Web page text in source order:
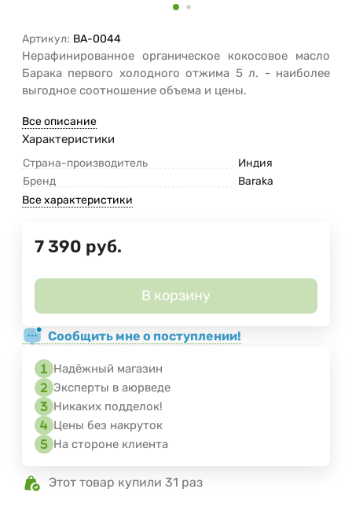
Артикул: BA-0044
Нерафинированное органическое кокосовое масло
Барака первого холодного отжима 5 л. - наиболее
выгодное соотношение объема и цены.
Все описание
Характеристики
Страна-производитель
Индия
Бренд
Baraka
Все характеристики
7 390 руб.
В корзину
Сообщить мне о поступлении!
Надёжный магазин
Эксперты в аюрведе
Никаких подделок!
Цены без накруток
На стороне клиента
Этот товар купили 31 раз